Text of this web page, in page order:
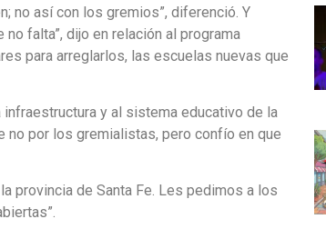
no así con los gremios”, diferenció. Y
falta”, dijo en relación al programa
para arreglarlos, las escuelas nuevas que
y al sistema educativo de la
no por los gremialistas, pero confío en que
provincia de Santa Fe. Les pedimos a los